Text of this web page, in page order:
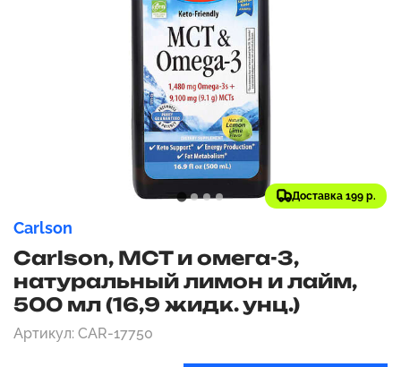
Доставка 199 р.
Carlson
Carlson, MCT и омега-3,
натуральный лимон и лайм,
500 мл (16,9 жидк. унц.)
Артикул: CAR-17750